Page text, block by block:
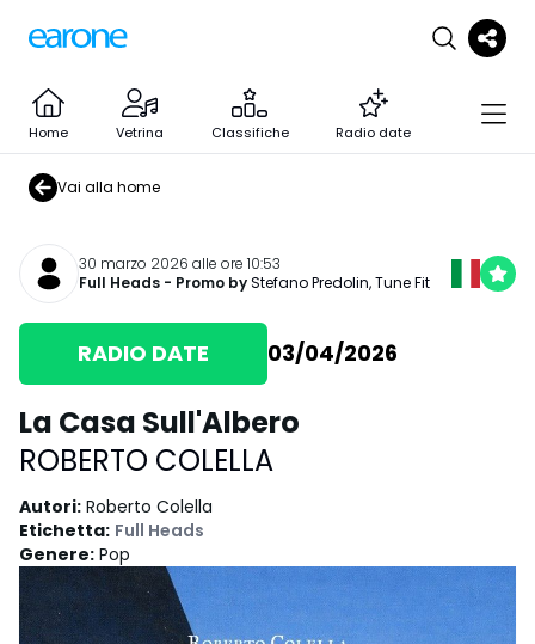
Home Vetrina Classifiche Radio date
Vai alla home
30 marzo 2026 alle ore 10:53
Full Heads - Promo byStefano Predolin,Tune Fit
RADIO DATE 03/04/2026
La Casa Sull'Albero
ROBERTO COLELLA
Autori: Roberto Colella
Etichetta: Full Heads
Genere: Pop